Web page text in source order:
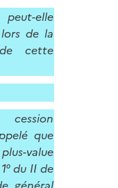
elle
de la
cette
que
value
du II de